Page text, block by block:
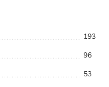
193
96
53